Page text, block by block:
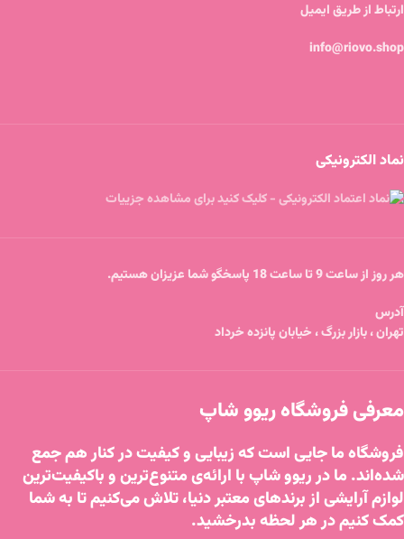
ارتباط از طریق ایمیل
info@riovo.shop
نماد الکترونیکی
هر روز از ساعت 9 تا ساعت 18 پاسخگو شما عزیزان هستیم.
آدرس
تهران ، بازار بزرگ ، خیابان پانزده خرداد
معرفی فروشگاه ریوو شاپ
فروشگاه ما جایی است که زیبایی و کیفیت در کنار هم جمع
شده‌اند. ما در ریوو شاپ با ارائه‌ی متنوع‌ترین و باکیفیت‌ترین
لوازم آرایشی از برندهای معتبر دنیا، تلاش می‌کنیم تا به شما
کمک کنیم در هر لحظه بدرخشید.